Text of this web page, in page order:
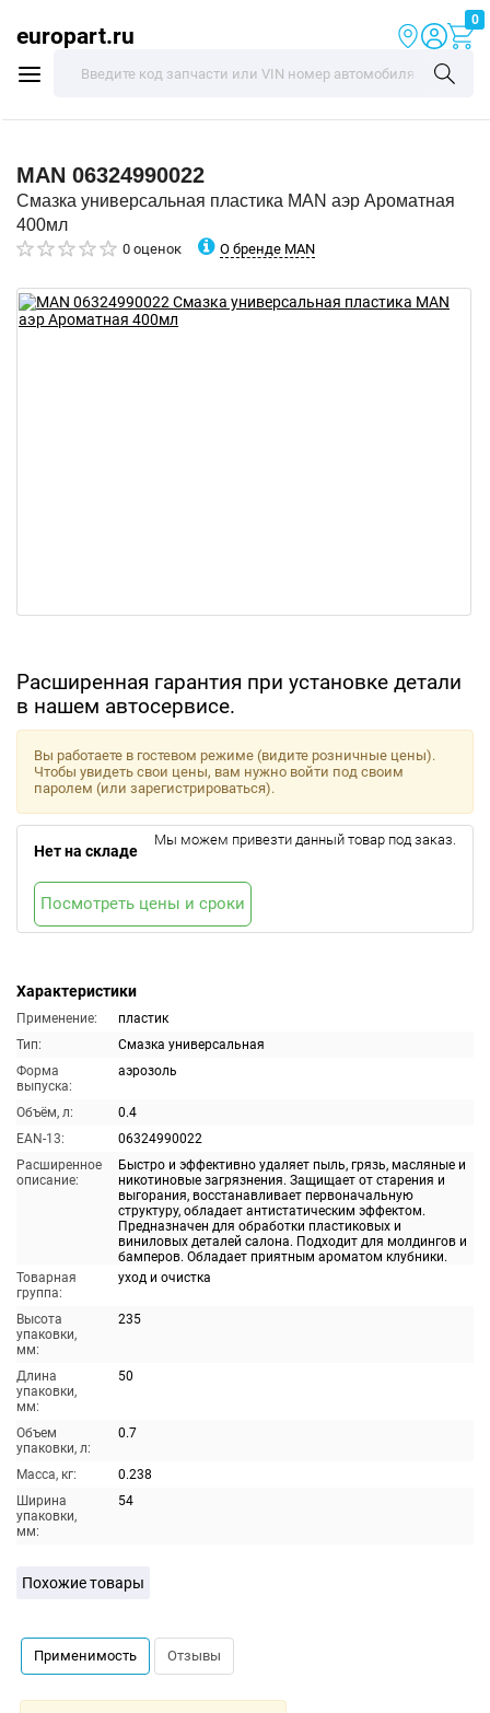
europart.ru
0
MAN 06324990022
Смазка универсальная пластика MAN аэр Ароматная
400мл
0 оценок О бренде MAN
Расширенная гарантия при установке детали
в нашем автосервисе.
Характеристики
Применение:
пластик
Тип:
Смазка универсальная
Форма
выпуска:
аэрозоль
Объём, л:
0.4
EAN-13:
06324990022
Расширенное
описание:
Быстро и эффективно удаляет пыль, грязь, масляные и
никотиновые загрязнения. Защищает от старения и
выгорания, восстанавливает первоначальную
структуру, обладает антистатическим эффектом.
Предназначен для обработки пластиковых и
виниловых деталей салона. Подходит для молдингов и
бамперов. Обладает приятным ароматом клубники.
Товарная
группа:
уход и очистка
Высота
упаковки,
мм:
235
Длина
упаковки,
мм:
50
Объем
упаковки, л:
0.7
Масса, кг:
0.238
Ширина
упаковки,
мм:
54
Вы работаете в гостевом режиме (видите розничные цены).
Чтобы увидеть свои цены, вам нужно войти под своим
паролем (или зарегистрироваться).
Нет на складе
Мы можем привезти данный товар под заказ.
Посмотреть цены и сроки
Похожие товары
Применимость Отзывы